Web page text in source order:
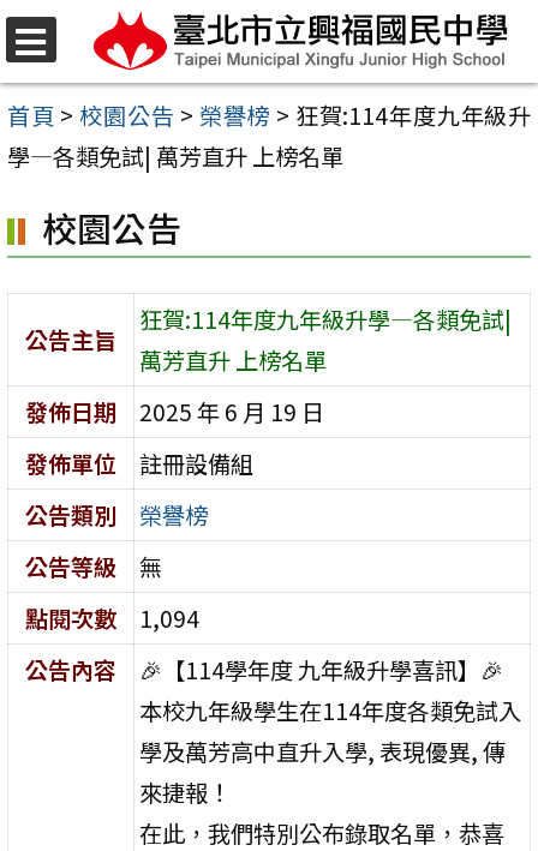
選
單
跳
至
主
要
容
區
首頁 >校園公告 > 榮譽榜 > 狂賀:114年度九年級升
學—各類免試| 萬芳直升 上榜名單
校園公告
公告主旨
狂賀:114年度九年級升學—各類免試|
萬芳直升 上榜名單
發佈日期
2025 年 6 月 19 日
發佈單位
註冊設備組
公告類別
榮譽榜
公告等級
無
點閱次數
1,094
公告內容
🎉【114學年度 九年級升學喜訊】🎉
本校九年級學生在114年度各類免試入
學及萬芳高中直升入學, 表現優異, 傳
來捷報！
在此，我們特別公布錄取名單，恭喜